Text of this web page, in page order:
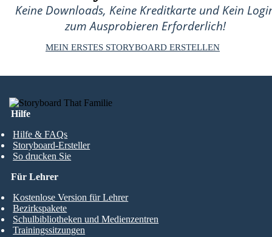
Keine Downloads, Keine Kreditkarte und Kein
zum Ausprobieren Erforderlich!
MEIN ERSTES STORYBOARD ERSTELLEN
Hilfe
Hilfe & FAQs
Storyboard-Ersteller
So drucken Sie
Für Lehrer
Kostenlose Version für Lehrer
Bezirkspakete
Schulbibliotheken und Medienzentren
Trainingssitzungen